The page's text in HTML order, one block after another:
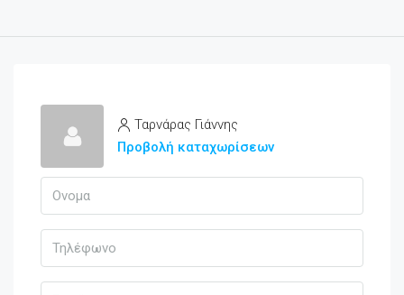
Ταρνάρας Γιάννης
Προβολή καταχωρίσεων